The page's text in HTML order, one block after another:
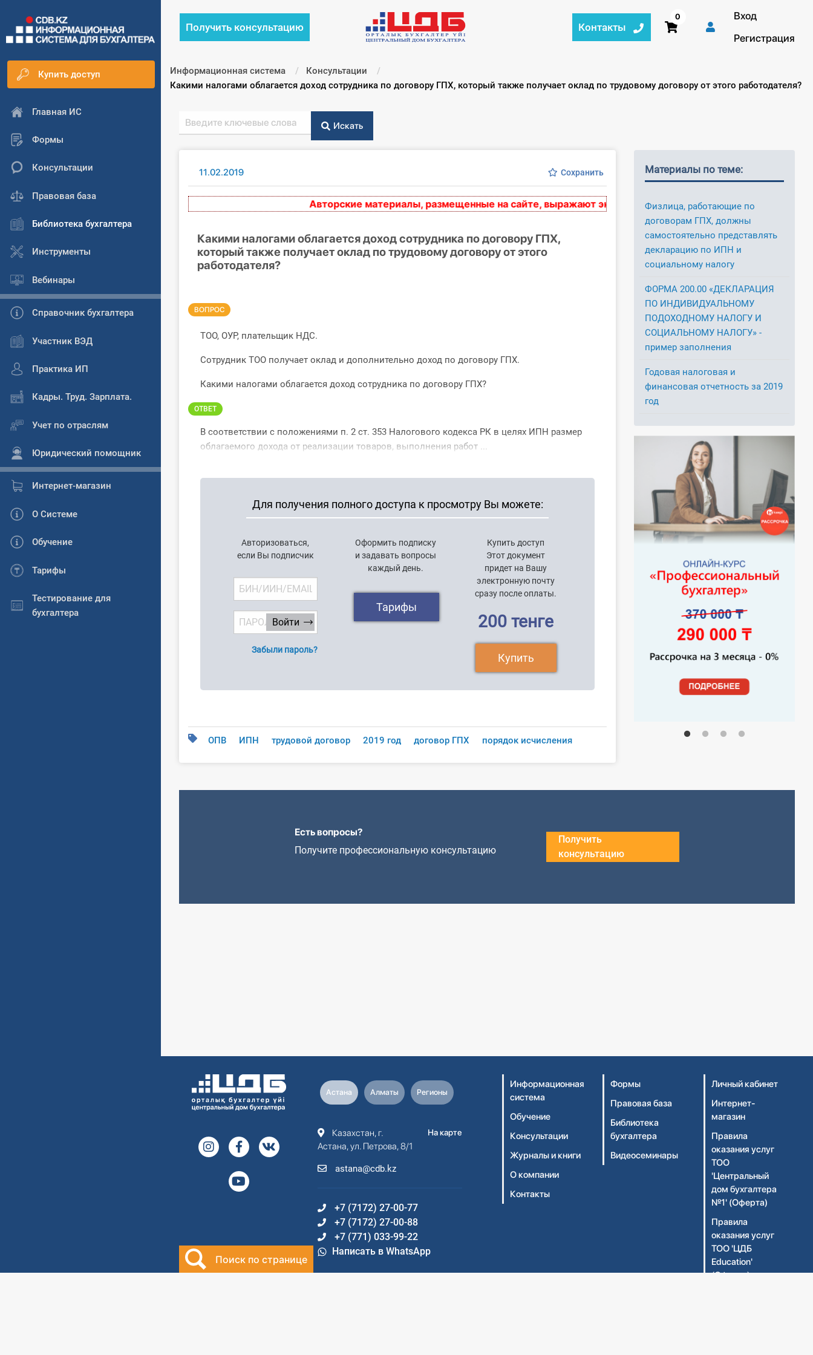
Купить доступ
Главная ИС
Формы
Консультации
Правовая база
Библиотека бухгалтера
Инструменты
Вебинары
Справочник бухгалтера
Участник ВЭД
Практика ИП
Кадры. Труд. Зарплата.
Учет по отраслям
Юридический помощник
Интернет-магазин
О Системе
Обучение
Тарифы
Тестирование для
бухгалтера
Получить консультацию Контакты
0
Вход
Регистрация
Информационная система
Консультации
Текущий:
Какими налогами облагается доход сотрудника по договору ГПХ, который также получает оклад по трудовому договору от этого работодателя?
Искать
11.02.2019 Сохранить
Авторские материалы, размещенные на сайте, выражают экспертное мнение и носят
Какими налогами облагается доход сотрудника по договору ГПХ,
который также получает оклад по трудовому договору от этого
работодателя?
ВОПРОС
ТОО, ОУР, плательщик НДС.
Сотрудник ТОО получает оклад и дополнительно доход по договору ГПХ.
Какими налогами облагается доход сотрудника по договору ГПХ?
ОТВЕТ
В соответствии с положениями п. 2 ст. 353 Налогового кодекса РК в целях ИПН размер
облагаемого дохода от реализации товаров, выполнения работ ...
Для получения полного доступа к просмотру Вы можете:
Авторизоваться,
если Вы подписчик
Забыли пароль?
Оформить подписку
и задавать вопросы
каждый день.
Тарифы
Купить доступ
Этот документ
придет на Вашу
электронную почту
сразу после оплаты.
200 тенге
Купить
ОПВ ИПН трудовой договор 2019 год договор ГПХ порядок исчисления
Поиск по странице
Материалы по теме:
Физлица, работающие по
договорам ГПХ, должны
самостоятельно представлять
декларацию по ИПН и
социальному налогу
ФОРМА 200.00 «ДЕКЛАРАЦИЯ
ПО ИНДИВИДУАЛЬНОМУ
ПОДОХОДНОМУ НАЛОГУ И
СОЦИАЛЬНОМУ НАЛОГУ» -
пример заполнения
Годовая налоговая и
финансовая отчетность за 2019
год
Есть вопросы?
Получите профессиональную консультацию
Получить
консультацию
Астана Алматы Регионы
Казахстан, г.
Астана, ул. Петрова, 8/1
astana@cdb.kz
На карте
+7 (7172) 27-00-77
+7 (7172) 27-00-88
+7 (771) 033-99-22
Написать в WhatsApp
Информационная
система
Обучение
Консультации
Журналы и книги
О компании
Контакты
Формы
Правовая база
Библиотека
бухгалтера
Видеосеминары
Личный кабинет
Интернет-
магазин
Правила
оказания услуг
ТОО
'Центральный
дом бухгалтера
№1' (Оферта)
Правила
оказания услуг
ТОО 'ЦДБ
Education'
(Оферта)